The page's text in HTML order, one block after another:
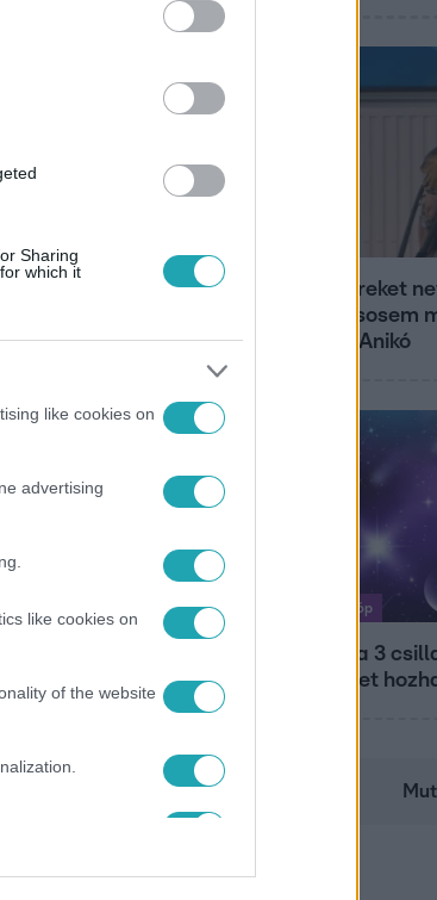
Sharing
which it
like cookies on
advertising
like cookies on
of the website
including
user protection.
Lehet,
és a
Öt gyereket
szinte sosem
Ungár Anikó
Horoszkóp
Ennek a 3
sikereket